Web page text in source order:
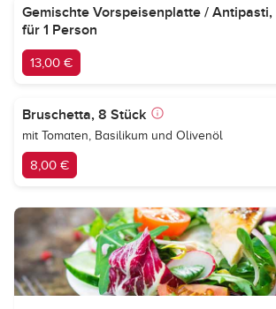
Gemischte Vorspeisenplatte / Antipasti,
für 1 Person
13,00 €
Bruschetta, 8 Stück
mit Tomaten, Basilikum und Olivenöl
8,00 €